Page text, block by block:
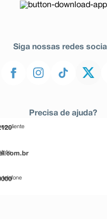
Siga nossas redes
Precisa de ajuda?
cliente
telefone